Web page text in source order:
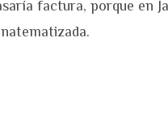
factura, porque en